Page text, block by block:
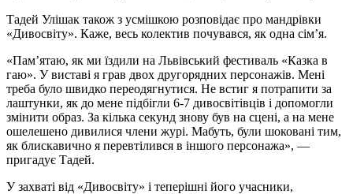
Тадей Улішак також з усмішкою розповідає про мандрівки
«Дивосвіту». Каже, весь колектив почувався, як одна сім’я.
«Пам’ятаю, як ми їздили на Львівський фестиваль «Казка в
гаю». У виставі я грав двох другорядних персонажів. Мені
треба було швидко переодягнутися. Не встиг я потрапити за
лаштунки, як до мене підбігли 6-7 дивосвітівців і допомогли
змінити образ. За кілька секунд знову був на сцені, а на мене
ошелешено дивилися члени журі. Мабуть, були шоковані тим,
як блискавично я перевтілився в іншого персонажа», —
пригадує Тадей.
У захваті від «Дивосвіту» і теперішні його учасники,